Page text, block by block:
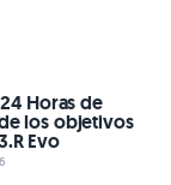
Horas de
los objetivos
Evo